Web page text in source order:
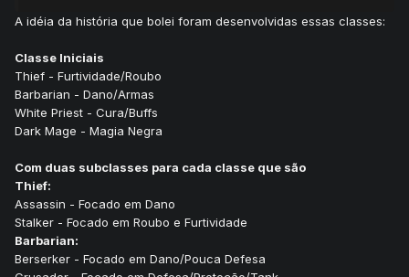
A idéia da história que bolei foram desenvolvidas essas classes:
Classe Iniciais
Thief - Furtividade/Roubo
Barbarian - Dano/Armas
White Priest - Cura/Buffs
Dark Mage - Magia Negra
Com duas subclasses para cada classe que são
Thief:
Assassin - Focado em Dano
Stalker - Focado em Roubo e Furtividade
Barbarian:
Berserker - Focado em Dano/Pouca Defesa